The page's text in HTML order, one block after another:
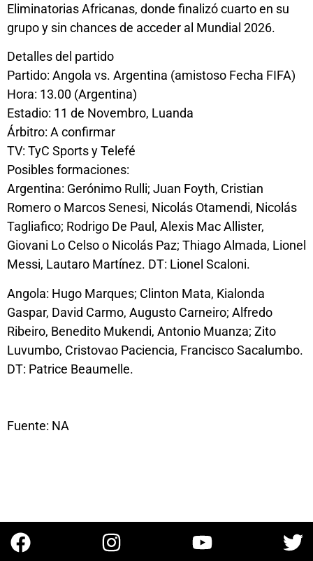
Eliminatorias Africanas, donde finalizó cuarto en su
grupo y sin chances de acceder al Mundial 2026.
Detalles del partido
Partido: Angola vs. Argentina (amistoso Fecha FIFA)
Hora: 13.00 (Argentina)
Estadio: 11 de Novembro, Luanda
Árbitro: A confirmar
TV: TyC Sports y Telefé
Posibles formaciones:
Argentina: Gerónimo Rulli; Juan Foyth, Cristian
Romero o Marcos Senesi, Nicolás Otamendi, Nicolás
Tagliafico; Rodrigo De Paul, Alexis Mac Allister,
Giovani Lo Celso o Nicolás Paz; Thiago Almada, Lionel
Messi, Lautaro Martínez. DT: Lionel Scaloni.
Angola: Hugo Marques; Clinton Mata, Kialonda
Gaspar, David Carmo, Augusto Carneiro; Alfredo
Ribeiro, Benedito Mukendi, Antonio Muanza; Zito
Luvumbo, Cristovao Paciencia, Francisco Sacalumbo.
DT: Patrice Beaumelle.
Fuente: NA